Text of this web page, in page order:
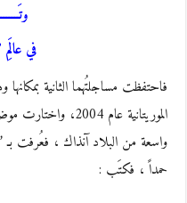
في
فاحتفظت مساجلتُهما الثانية بمكانها
الموريتانية عام
واسعة من البلاد آنذاك ، فعُرفت بـ
حمداً ، فكتَب :